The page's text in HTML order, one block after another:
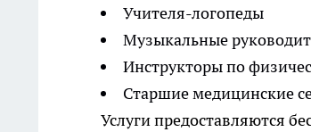
Учителя-логопеды
Музыкальные
Инструкторы по
Старшие медицинские
Услуги предоставляются